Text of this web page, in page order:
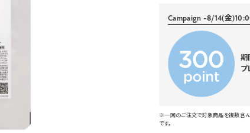
Campaign -8/14(金
期
プ
※一回のご注文で対象商品を複数含ん
です。